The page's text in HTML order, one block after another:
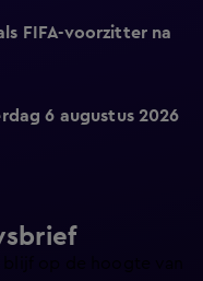
FIFA-voorzitter na
6 augustus 2026